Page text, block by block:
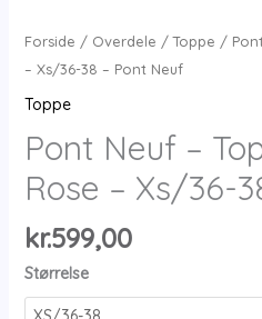
Forside / Overdele /Toppe /
– Xs/36-38 – Pont Neuf
Toppe
Pont Neuf –
Rose – Xs/36-
kr.599,00
Størrelse